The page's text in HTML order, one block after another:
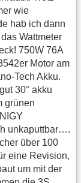
wie
hab ich dann
Wattmeter
750W 76A
Motor am
Tech Akku.
30° akku
grünen
unkaputtbar….
über 100
eine Revision,
um mit der